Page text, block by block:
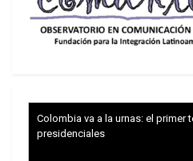
Estados, dialogar y actuar
la mejor arma para seguir
Colombia va a la urnas: el primer
presidenciales